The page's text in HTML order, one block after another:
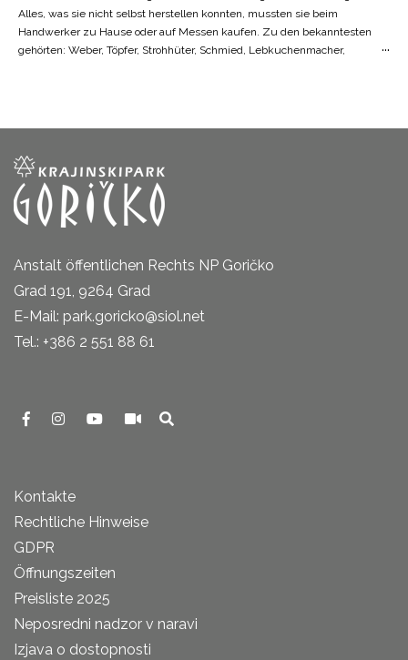
Alles, was sie nicht selbst herstellen konnten, mussten sie beim
Handwerker zu Hause oder auf Messen kaufen. Zu den bekanntesten
gehörten: Weber, Töpfer, Strohhüter, Schmied, Lebkuchenmacher,
gesäumten Stände der Anbieter von Kunsthandwerk und ihren
Tätigkeiten durch ein kulinarisches Angebot und ein Kulturprogramm
ergänzt.
Anstalt öffentlichen Rechts NP Goričko
Grad 191, 9264 Grad
E-Mail: park.goricko@siol.net
Tel.: +386 2 551 88 61
Kontakte
Rechtliche Hinweise
GDPR
Öffnungszeiten
Preisliste 2025
Neposredni nadzor v naravi
Izjava o dostopnosti